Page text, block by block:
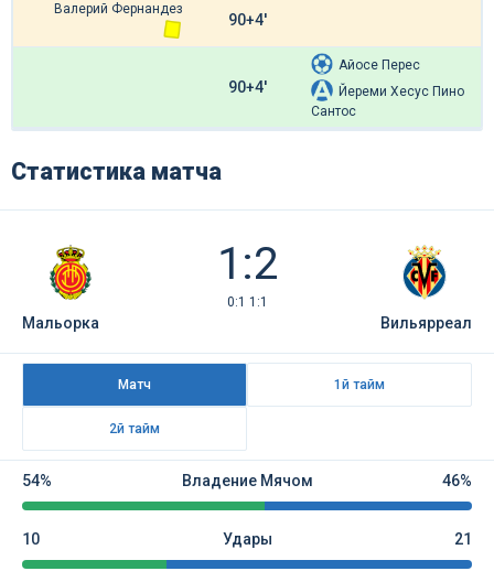
Валерий Фернандез
90+4'
90+4'
Айосе Перес
Йереми Хесус Пино
Сантос
Статистика матча
1:2
0:1 1:1
Мальорка Вильярреал
Матч 1й тайм
2й тайм
54% Владение Мячом 46%
10 Удары 21